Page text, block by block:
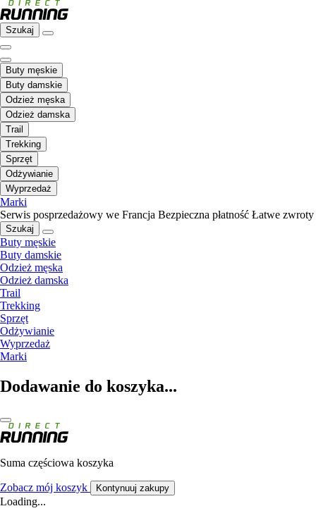
Szukaj
Buty męskie
Buty damskie
Odzież męska
Odzież damska
Trail
Trekking
Sprzęt
Odżywianie
Wyprzedaż
Marki
Serwis posprzedażowy we Francja Bezpieczna płatność Łatwe zwroty
Szukaj
Buty męskie
Buty damskie
Odzież męska
Odzież damska
Trail
Trekking
Sprzęt
Odżywianie
Wyprzedaż
Marki
Dodawanie do koszyka...
Suma częściowa koszyka
Zobacz mój koszyk Kontynuuj zakupy
Loading...